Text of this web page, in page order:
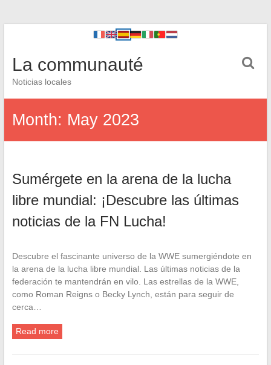
La communauté
Noticias locales
Month: May 2023
Sumérgete en la arena de la lucha
libre mundial: ¡Descubre las últimas
noticias de la FN Lucha!
Descubre el fascinante universo de la WWE sumergiéndote en
la arena de la lucha libre mundial. Las últimas noticias de la
federación te mantendrán en vilo. Las estrellas de la WWE,
como Roman Reigns o Becky Lynch, están para seguir de
cerca…
Read more